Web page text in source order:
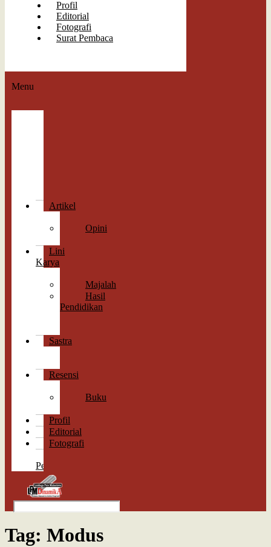
Profil
Editorial
Fotografi
Surat Pembaca
Menu
Artikel
Opini
Lini
Karya
Majalah
Hasil
Pendidikan
Sastra
Resensi
Buku
Profil
Editorial
Fotografi
Pembaca
Tag: Modus